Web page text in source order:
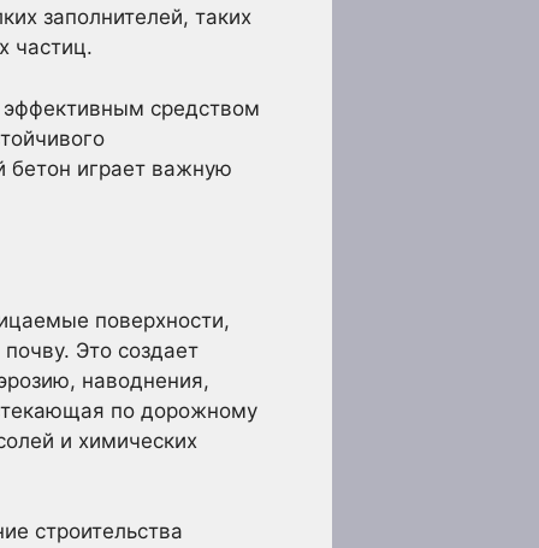
заполнителей, таких
частиц.
средством
бетон играет важную
поверхности,
Это создает
наводнения,
по дорожному
и химических
строительства